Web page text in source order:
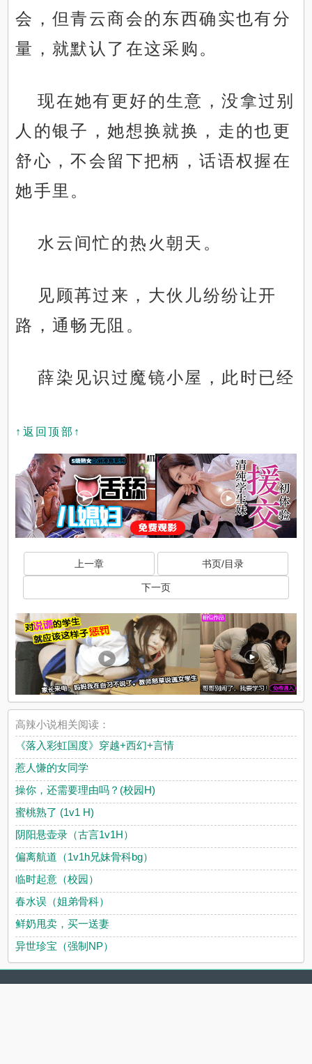
会，但青云商会的东西确实也有分
量，就默认了在这采购。
现在她有更好的生意，没拿过别
人的银子，她想换就换，走的也更
舒心，不会留下把柄，话语权握在
她手里。
水云间忙的热火朝天。
见顾苒过来，大伙儿纷纷让开
路，通畅无阻。
薛染见识过魔镜小屋，此时已经
↑返回顶部↑
上一章 书页/目录
下一页
高辣小说相关阅读：
《落入彩虹国度》穿越+西幻+言情
惹人慊的女同学
操你，还需要理由吗？(校园H)
蜜桃熟了 (1v1 H)
阴阳悬壶录（古言1v1H）
偏离航道（1v1h兄妹骨科bg）
临时起意（校园）
春水误（姐弟骨科）
鲜奶甩卖，买一送妻
异世珍宝（强制NP）